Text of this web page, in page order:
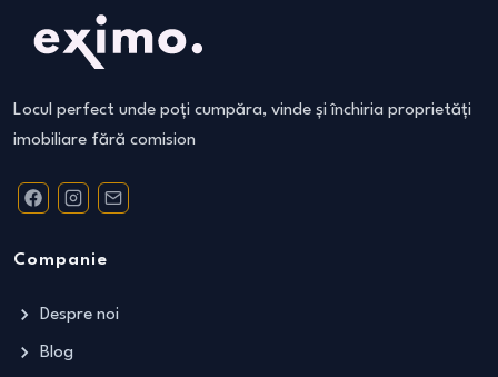
Locul perfect unde poți cumpăra, vinde și închiria proprietăți
imobiliare fără comision
Companie
Despre noi
Blog